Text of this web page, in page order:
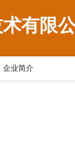
有限
企业简介